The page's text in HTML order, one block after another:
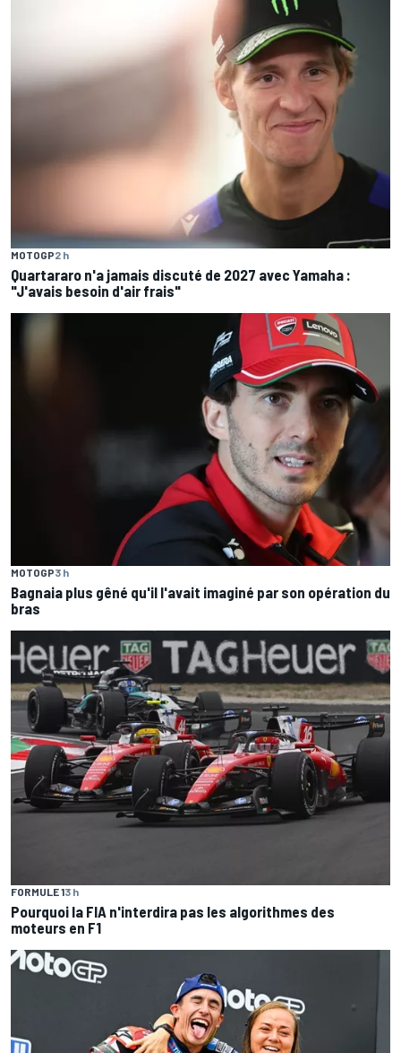
MOTOGP2 h
Quartararo n'a jamais discuté de 2027 avec Yamaha :
"J'avais besoin d'air frais"
MOTOGP3 h
Bagnaia plus gêné qu'il l'avait imaginé par son opération du
bras
FORMULE 13 h
Pourquoi la FIA n'interdira pas les algorithmes des
moteurs en F1